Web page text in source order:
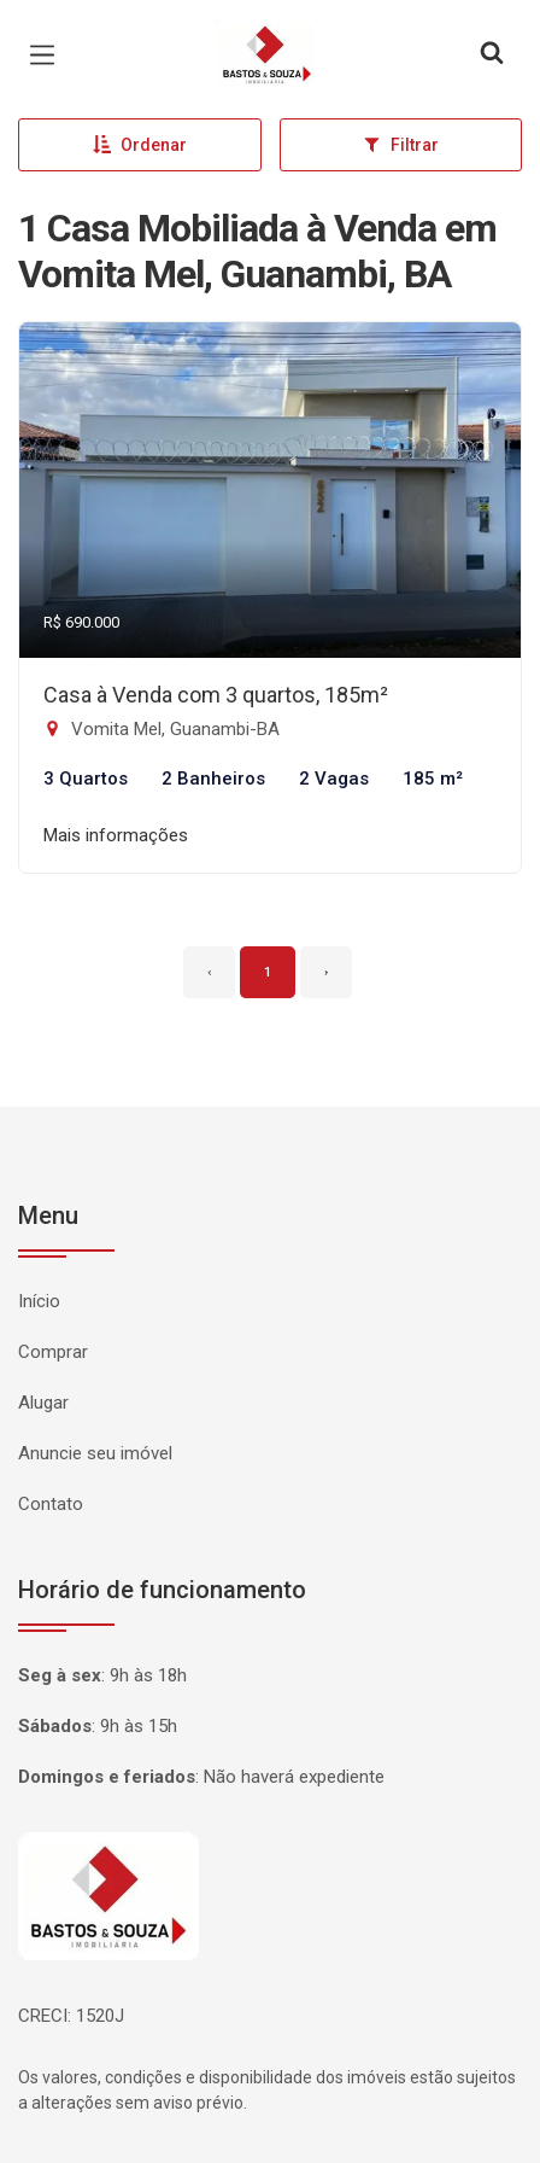
Página inicial
Ordenar Filtrar
1 Casa Mobiliada à Venda em
Vomita Mel, Guanambi, BA
R$ 690.000
Casa à Venda com 3 quartos, 185m²
Vomita Mel, Guanambi-BA
3 Quartos 2 Banheiros 2 Vagas 185 m²
Mais informações
‹ 1 ›
Menu
Início
Comprar
Alugar
Anuncie seu imóvel
Contato
Horário de funcionamento
Seg à sex: 9h às 18h
Sábados: 9h às 15h
Domingos e feriados: Não haverá expediente
Página inicial
CRECI: 1520J
Os valores, condições e disponibilidade dos imóveis estão sujeitos
a alterações sem aviso prévio.